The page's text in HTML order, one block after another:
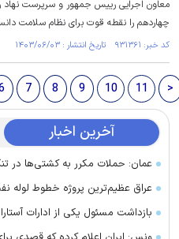
چهاردهم را نقطه قوت برای نظام سلامت
کد خبر: ۹۳۱۳۶۱ تاریخ انتشار : ۱۴۰۳/۰۶/۰۳
7 8 9 10 11 >
آخرین اخبار
عمان: حملات مکرر به کشتی‌ها در
عراق عظیم‌ترین پروژه خطوط لوله
بازداشت مسئول یکی از ادارات